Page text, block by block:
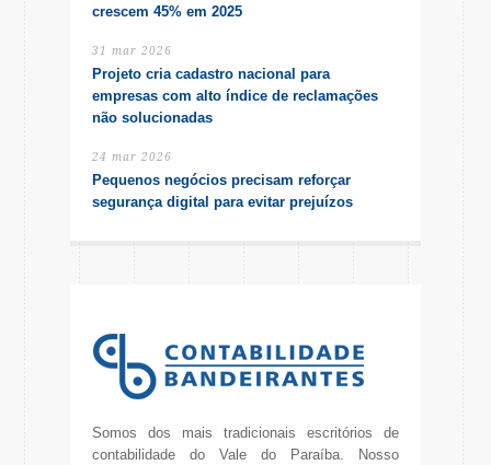
crescem 45% em 2025
31 mar 2026
Projeto cria cadastro nacional para
empresas com alto índice de reclamações
não solucionadas
24 mar 2026
Pequenos negócios precisam reforçar
segurança digital para evitar prejuízos
Somos dos mais tradicionais escritórios de
contabilidade do Vale do Paraíba. Nosso